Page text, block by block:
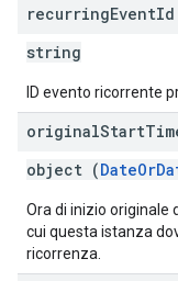
recurringEventId
string
ID evento ricorrente
originalStart
object (
Ora di inizio originale
cui questa istanza
ricorrenza.